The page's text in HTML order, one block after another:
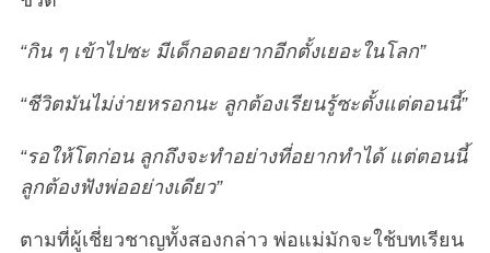
“กิน ๆ เข้าไปซะ มีเด็กอดอยากอีกตั้งเยอะในโลก”
“ชีวิตมันไม่ง่ายหรอกนะ ลูกต้องเรียนรู้ซะตั้งแต่ตอนนี้”
“รอให้โตก่อน ลูกถึงจะทำอย่างที่อยากทำได้ แต่ตอนนี้
ลูกต้องฟังพ่ออย่างเดียว”
ตามที่ผู้เชี่ยวชาญทั้งสองกล่าว พ่อแม่มักจะใช้บทเรียน